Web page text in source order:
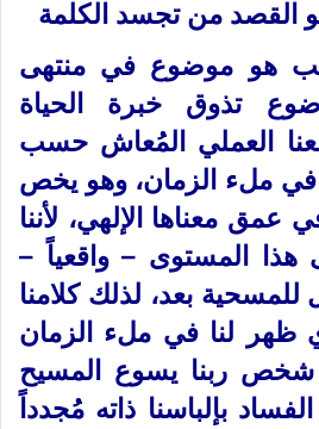
القصد من تجسد الكلمة
هو موضوع في منتهى
تذوق خبرة الحياة
العملي المُعاش حسب
في ملء الزمان، وهو يخص
عمق معناها الإلهي، لأننا
هذا المستوى – واقعياً –
للمسحية بعد، لذلك كلامنا
ظهر لنا في ملء الزمان
ربنا يسوع المسيح
بإلباسنا ذاته مُجدداً